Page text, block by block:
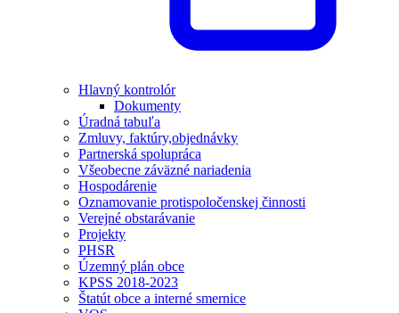
Hlavný kontrolór
Dokumenty
Úradná tabuľa
Zmluvy, faktúry,objednávky
Partnerská spolupráca
Všeobecne záväzné nariadenia
Hospodárenie
Oznamovanie protispoločenskej činnosti
Verejné obstarávanie
Projekty
PHSR
Územný plán obce
KPSS 2018-2023
Štatút obce a interné smernice